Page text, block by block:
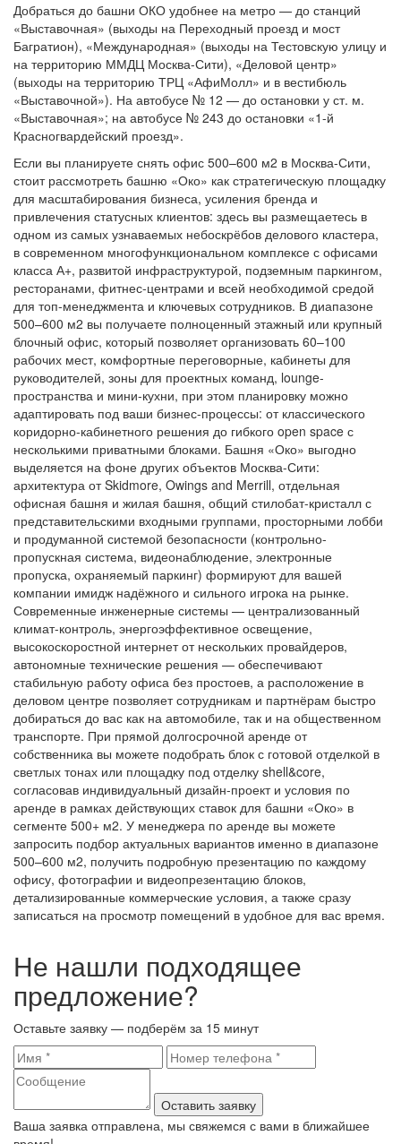
Добраться до башни ОКО удобнее на метро — до станций
«Выставочная» (выходы на Переходный проезд и мост
Багратион), «Международная» (выходы на Тестовскую улицу и
на территорию ММДЦ Москва-Сити), «Деловой центр»
(выходы на территорию ТРЦ «АфиМолл» и в вестибюль
«Выставочной»). На автобусе № 12 — до остановки у ст. м.
«Выставочная»; на автобусе № 243 до остановки «1-й
Красногвардейский проезд».
Если вы планируете снять офис 500–600 м2 в Москва-Сити,
стоит рассмотреть башню «Око» как стратегическую площадку
для масштабирования бизнеса, усиления бренда и
привлечения статусных клиентов: здесь вы размещаетесь в
одном из самых узнаваемых небоскрёбов делового кластера,
в современном многофункциональном комплексе с офисами
класса А+, развитой инфраструктурой, подземным паркингом,
ресторанами, фитнес-центрами и всей необходимой средой
для топ-менеджмента и ключевых сотрудников. В диапазоне
500–600 м2 вы получаете полноценный этажный или крупный
блочный офис, который позволяет организовать 60–100
рабочих мест, комфортные переговорные, кабинеты для
руководителей, зоны для проектных команд, lounge-
пространства и мини-кухни, при этом планировку можно
адаптировать под ваши бизнес-процессы: от классического
коридорно-кабинетного решения до гибкого open space с
несколькими приватными блоками. Башня «Око» выгодно
выделяется на фоне других объектов Москва-Сити:
архитектура от Skidmore, Owings and Merrill, отдельная
офисная башня и жилая башня, общий стилобат-кристалл с
представительскими входными группами, просторными лобби
и продуманной системой безопасности (контрольно-
пропускная система, видеонаблюдение, электронные
пропуска, охраняемый паркинг) формируют для вашей
компании имидж надёжного и сильного игрока на рынке.
Современные инженерные системы — централизованный
климат-контроль, энергоэффективное освещение,
высокоскоростной интернет от нескольких провайдеров,
автономные технические решения — обеспечивают
стабильную работу офиса без простоев, а расположение в
деловом центре позволяет сотрудникам и партнёрам быстро
добираться до вас как на автомобиле, так и на общественном
транспорте. При прямой долгосрочной аренде от
собственника вы можете подобрать блок с готовой отделкой в
светлых тонах или площадку под отделку shell&core,
согласовав индивидуальный дизайн-проект и условия по
аренде в рамках действующих ставок для башни «Око» в
сегменте 500+ м2. У менеджера по аренде вы можете
запросить подбор актуальных вариантов именно в диапазоне
500–600 м2, получить подробную презентацию по каждому
офису, фотографии и видеопрезентацию блоков,
детализированные коммерческие условия, а также сразу
записаться на просмотр помещений в удобное для вас время.
Не нашли подходящее
предложение?
Оставьте заявку — подберём за 15 минут
Оставить заявку
Ваша заявка отправлена, мы свяжемся с вами в ближайшее